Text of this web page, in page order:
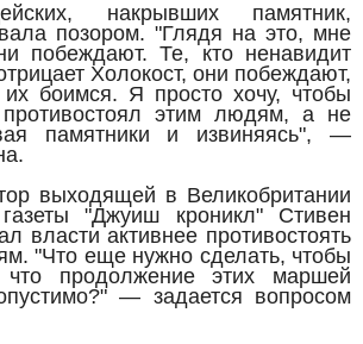
накрывших памятник,
позором. "Глядя на это, мне
побеждают. Те, кто ненавидит
Холокост, они побеждают,
боимся. Я просто хочу, чтобы
этим людям, а не
памятники и извиняясь", —
выходящей в Великобритании
"Джуиш кроникл" Стивен
власти активнее противостоять
"Что еще нужно сделать, чтобы
продолжение этих маршей
— задается вопросом